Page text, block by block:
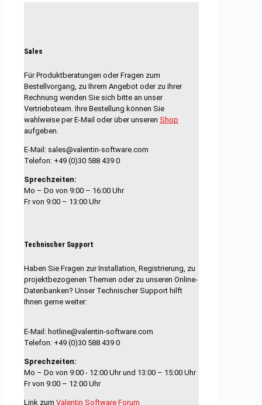
Sales
Für Produktberatungen oder Fragen zum
Bestellvorgang, zu Ihrem Angebot oder zu Ihrer
Rechnung wenden Sie sich bitte an unser
Vertriebsteam. Ihre Bestellung können Sie
wahlweise per E-Mail oder über unseren Shop
aufgeben.
E-Mail: sales@valentin-software.com
Telefon: +49 (0)30 588 439 0
Sprechzeiten:
Mo – Do von 9:00 – 16:00 Uhr
Fr von 9:00 – 13:00 Uhr
Technischer Support
Haben Sie Fragen zur Installation, Registrierung, zu
projektbezogenen Themen oder zu unseren Online-
Datenbanken? Unser Technischer Support hilft
Ihnen gerne weiter:
E-Mail: hotline@valentin-software.com
Telefon: +49 (0)30 588 439 0
Sprechzeiten:
Mo – Do von 9:00 - 12:00 Uhr und 13:00 – 15:00 Uhr
Fr von 9:00 – 12:00 Uhr
Link zum Valentin Software Forum